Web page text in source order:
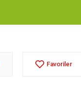
Favoriler